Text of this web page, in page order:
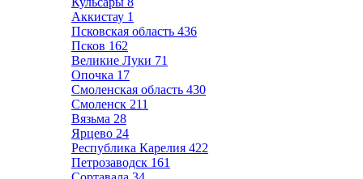
Аккистау 1
Псковская область 436
Псков 162
Великие Луки 71
Опочка 17
Смоленская область 430
Смоленск 211
Вязьма 28
Ярцево 24
Республика Карелия 422
Петрозаводск 161